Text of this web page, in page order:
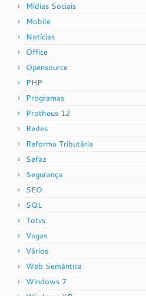
Mídias Sociais
Mobile
Notícias
Office
Opensource
PHP
Programas
Protheus 12
Redes
Reforma Tributária
Sefaz
Segurança
SEO
SQL
Totvs
Vagas
Vários
Web Semântica
Windows 7